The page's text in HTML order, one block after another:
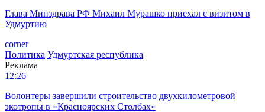
Глава Минздрава РФ Михаил Мурашко приехал с визитом в
Удмуртию
corner
Политика Удмуртская республика
Реклама
12:26
Волонтеры завершили строительство двухкилометровой
экотропы в «Красноярских Столбах»